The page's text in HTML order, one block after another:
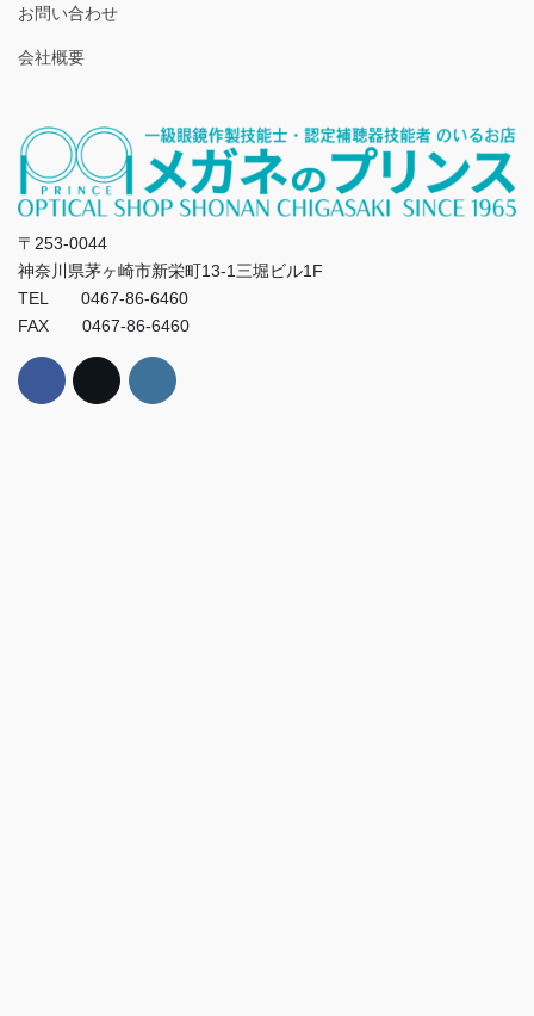
お問い合わせ
会社概要
〒253-0044
神奈川県茅ヶ崎市新栄町13-1三堀ビル1F
TEL 0467-86-6460
FAX 0467-86-6460